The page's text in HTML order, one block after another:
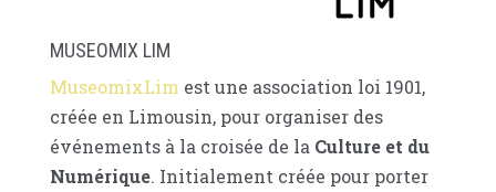
MUSEOMIX LIM
MuseomixLim est une association loi 1901,
créée en Limousin, pour organiser des
événements à la croisée de la Culture et du
Numérique. Initialement créée pour porter